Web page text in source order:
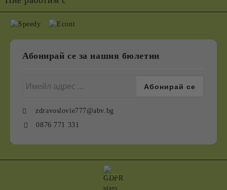
Абонирай се за нашия бюлетин
zdravoslovie777@abv.bg
0876 771 331
GDPR